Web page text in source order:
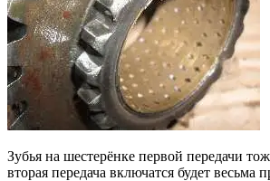
Зубья на шестерёнке первой передачи
вторая передача включатся будет весьма